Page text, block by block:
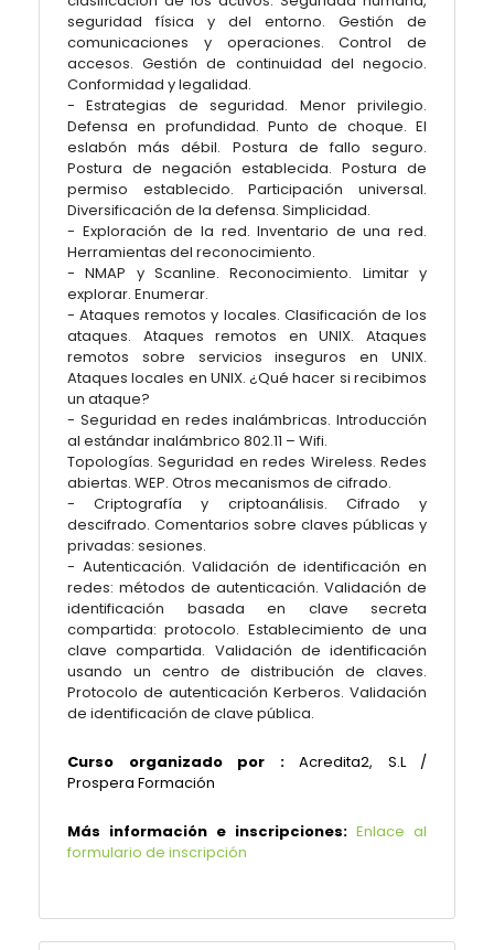
seguridad física y del entorno. Gestión de
comunicaciones y operaciones. Control de
accesos. Gestión de continuidad del negocio.
Conformidad y legalidad.
- Estrategias de seguridad. Menor privilegio.
Defensa en profundidad. Punto de choque. El
eslabón más débil. Postura de fallo seguro.
Postura de negación establecida. Postura de
permiso establecido. Participación universal.
Diversificación de la defensa. Simplicidad.
- Exploración de la red. Inventario de una red.
Herramientas del reconocimiento.
- NMAP y Scanline. Reconocimiento. Limitar y
explorar. Enumerar.
- Ataques remotos y locales. Clasificación de los
ataques. Ataques remotos en UNIX. Ataques
remotos sobre servicios inseguros en UNIX.
Ataques locales en UNIX. ¿Qué hacer si recibimos
un ataque?
- Seguridad en redes inalámbricas. Introducción
al estándar inalámbrico 802.11 – Wifi.
Topologías. Seguridad en redes Wireless. Redes
abiertas. WEP. Otros mecanismos de cifrado.
- Criptografía y criptoanálisis. Cifrado y
descifrado. Comentarios sobre claves públicas y
privadas: sesiones.
- Autenticación. Validación de identificación en
redes: métodos de autenticación. Validación de
identificación basada en clave secreta
compartida: protocolo. Establecimiento de una
clave compartida. Validación de identificación
usando un centro de distribución de claves.
Protocolo de autenticación Kerberos. Validación
de identificación de clave pública.
Curso organizado por :Acredita2, S.L /
Prospera Formación
Más información e inscripciones: Enlace al
formulario de inscripción